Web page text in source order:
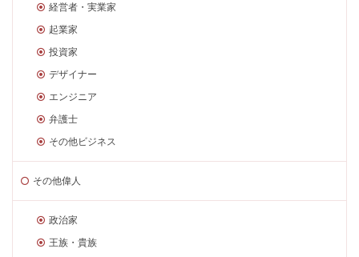
経営者・実業家
起業家
投資家
デザイナー
エンジニア
弁護士
その他ビジネス
その他偉人
政治家
王族・貴族